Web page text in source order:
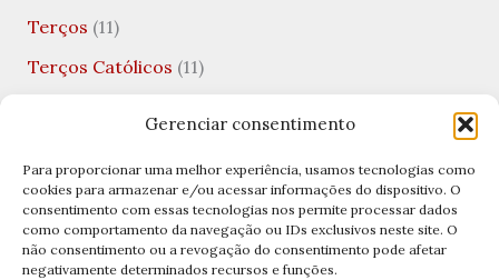
Gerenciar consentimento
Para proporcionar uma melhor experiência, usamos tecnologias como
cookies para armazenar e/ou acessar informações do dispositivo. O
consentimento com essas tecnologias nos permite processar dados
como comportamento da navegação ou IDs exclusivos neste site. O
não consentimento ou a revogação do consentimento pode afetar
negativamente determinados recursos e funções.
Terços (11)
Terços Católicos (11)
Valentine's Day(1)
Viagens Católicas(1)
Vida Financeira(1)